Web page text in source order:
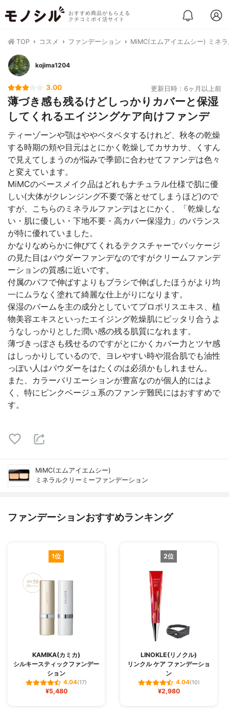
おすすめ商品がもらえる
クチコミポイ活サイト
TOP コスメ ファンデーション MiMC(エムアイエムシー) ミネ
kojima1204
3.00 更新日時：6ヶ月以上前
薄づき感も残るけどしっかりカバーと保湿
してくれるエイジングケア向けファンデ
ティーゾーンや顎はややベタベタするけれど、秋冬の乾燥
する時期の頬や目元はとにかく乾燥してカサカサ、くすん
で見えてしまうのが悩みで季節に合わせてファンデは色々
と変えています。
MiMCのベースメイク品はどれもナチュラル仕様で肌に優
しい(大体がクレンジング不要で落とせてしまうほど)ので
すが、こちらのミネラルファンデはとにかく、「乾燥しな
い・肌に優しい・下地不要・高カバー保湿力」のバランス
が特に優れていました。
かなりなめらかに伸びてくれるテクスチャーでパッケージ
の見た目はパウダーファンデなのですがクリームファンデ
ーションの質感に近いです。
付属のパフで伸ばすよりもブラシで伸ばしたほうがより均
一にムラなく塗れて綺麗な仕上がりになります。
保湿のバームを主の成分としていてプロポリスエキス、植
物美容エキスといったエイジング乾燥肌にピッタリ合うよ
うなしっかりとした潤い感の残る肌質になれます。
薄づきっぽさも残せるのですがとにかくカバー力とツヤ感
はしっかりしているので、ヨレやすい時や混合肌でも油性
っぽい人はパウダーをはたくのは必須かもしれません。
また、カラーバリエーションが豊富なのが個人的にはよ
く、特にピンクベージュ系のファンデ難民にはおすすめで
す。
MiMC(エムアイエムシー)
ミネラルクリーミーファンデーション
ファンデーションおすすめランキング
1位
KAMIKA(カミカ)
シルキースティックファンデー
ション
4.04(17)
¥5,480
2位
LINOKLE(リノクル)
リンクル ケア ファンデーショ
ン
4.04(10)
¥2,980